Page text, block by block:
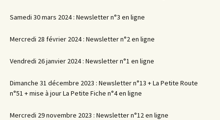
Samedi 30 mars 2024 : Newsletter n°3 en ligne
Mercredi 28 février 2024 : Newsletter n°2 en ligne
Vendredi 26 janvier 2024 : Newsletter n°1 en ligne
Dimanche 31 décembre 2023 : Newsletter n°13 + La Petite Route
n°51 + mise à jour La Petite Fiche n°4 en ligne
Mercredi 29 novembre 2023 : Newsletter n°12 en ligne